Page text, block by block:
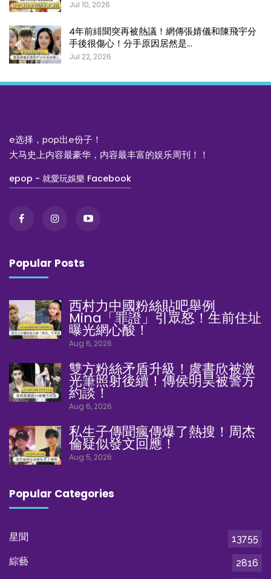
Jul 10, 2026
4年前緋聞突再被熱議！網傳張婧儀和陳飛宇分
手後很傷心！分手原因居然是…
Jul 22, 2026
e选择，pop出e份子！
大马史上内容最豪华，内容最丰富的娱乐周刊！！
epop - 就愛玩娛樂 Facebook
Popular Posts
西村力中國粉絲貼吧舉例
Mina「罪證」引眾怒！生前住址
曝光網心酸！
Aug 6, 2026
雙方粉絲矛盾升級！虞書欣被激
光筆照射後續！傳侯明昊被警方
約談！
Aug 6, 2026
私生子傳聞瘋傳爆了熱搜！周杰
倫疑似發文回應！
Aug 5, 2026
Popular Categories
星聞
13755
綜藝
2816